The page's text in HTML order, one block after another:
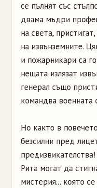
се пълнят със
двама мъдри
на света,
на извънземните.
и пожарникари са
нещата излязат
генерал също
командва военната
Но както в
безсилни пред
Рита могат да
мистерия... която